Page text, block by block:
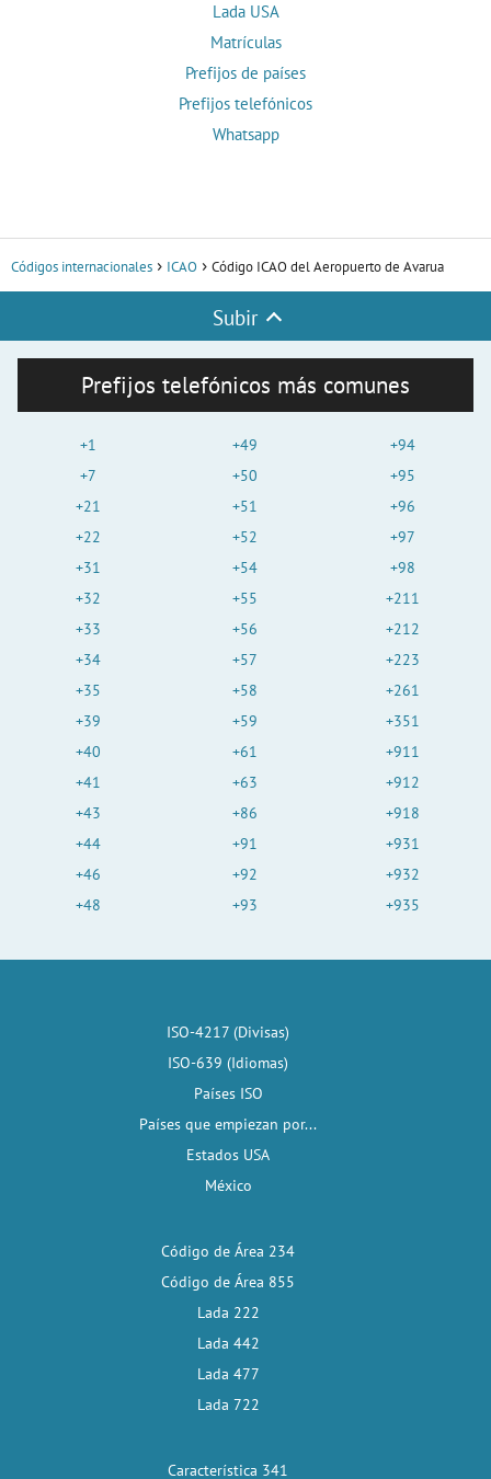
Lada USA
Matrículas
Prefijos de países
Prefijos telefónicos
Whatsapp
Códigos internacionales ICAO Código ICAO del Aeropuerto de Avarua
Subir
Prefijos telefónicos más comunes
+1
+7
+21
+22
+31
+32
+33
+34
+35
+39
+40
+41
+43
+44
+46
+48
+49
+50
+51
+52
+54
+55
+56
+57
+58
+59
+61
+63
+86
+91
+92
+93
+94
+95
+96
+97
+98
+211
+212
+223
+261
+351
+911
+912
+918
+931
+932
+935
ISO-4217 (Divisas)
ISO-639 (Idiomas)
Países ISO
Países que empiezan por...
Estados USA
México
Código de Área 234
Código de Área 855
Lada 222
Lada 442
Lada 477
Lada 722
Característica 341